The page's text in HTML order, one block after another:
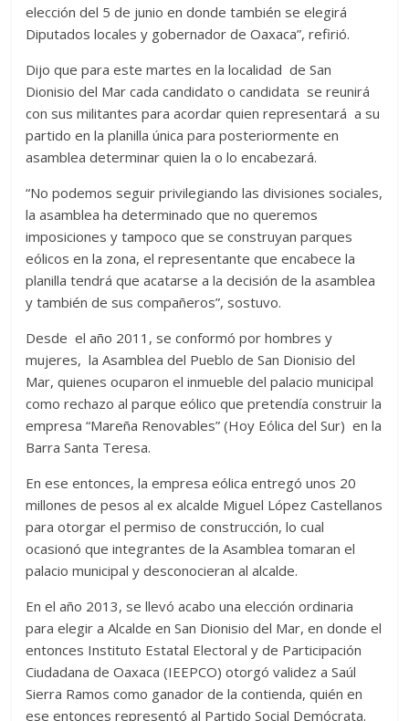
elección del 5 de junio en donde también se elegirá
Diputados locales y gobernador de Oaxaca”, refirió.
Dijo que para este martes en la localidad de San
Dionisio del Mar cada candidato o candidata se reunirá
con sus militantes para acordar quien representará a su
partido en la planilla única para posteriormente en
asamblea determinar quien la o lo encabezará.
“No podemos seguir privilegiando las divisiones sociales,
la asamblea ha determinado que no queremos
imposiciones y tampoco que se construyan parques
eólicos en la zona, el representante que encabece la
planilla tendrá que acatarse a la decisión de la asamblea
y también de sus compañeros”, sostuvo.
Desde el año 2011, se conformó por hombres y
mujeres, la Asamblea del Pueblo de San Dionisio del
Mar, quienes ocuparon el inmueble del palacio municipal
como rechazo al parque eólico que pretendía construir la
empresa “Mareña Renovables” (Hoy Eólica del Sur) en la
Barra Santa Teresa.
En ese entonces, la empresa eólica entregó unos 20
millones de pesos al ex alcalde Miguel López Castellanos
para otorgar el permiso de construcción, lo cual
ocasionó que integrantes de la Asamblea tomaran el
palacio municipal y desconocieran al alcalde.
En el año 2013, se llevó acabo una elección ordinaria
para elegir a Alcalde en San Dionisio del Mar, en donde el
entonces Instituto Estatal Electoral y de Participación
Ciudadana de Oaxaca (IEEPCO) otorgó validez a Saúl
Sierra Ramos como ganador de la contienda, quién en
ese entonces representó al Partido Social Demócrata.